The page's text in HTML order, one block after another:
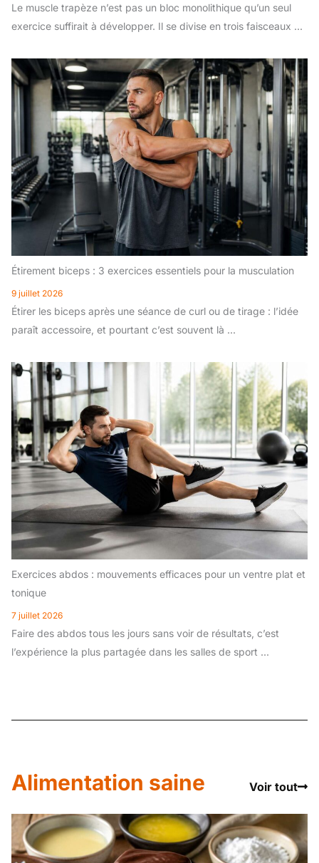
Le muscle trapèze n’est pas un bloc monolithique qu’un seul
exercice suffirait à développer. Il se divise en trois faisceaux ...
Étirement biceps : 3 exercices essentiels pour la musculation
9 juillet 2026
Étirer les biceps après une séance de curl ou de tirage : l’idée
paraît accessoire, et pourtant c’est souvent là ...
Exercices abdos : mouvements efficaces pour un ventre plat et
tonique
7 juillet 2026
Faire des abdos tous les jours sans voir de résultats, c’est
l’expérience la plus partagée dans les salles de sport ...
Alimentation saine Voir tout